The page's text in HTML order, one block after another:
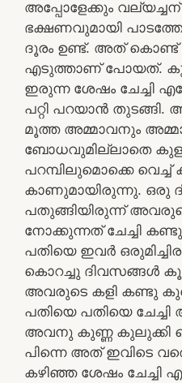
അപ്പോളേക്കും വല്യച്ചന്
ഭക്ഷണവുമായി
ദൂരം ഉണ്ട്. അത്
എടുത്താണ് പോയത്.
ഇരുന്ന ശേഷം ചേച്ചി
പറ്റി പറയാൻ തുടങ്ങി.
മൂത്ത അമ്മാവനും
ബോധവുമില്ലാതെ
പറമ്പിലുമൊക്കെ വെച്ച്
കാണുമായിരുന്നു. ഒരു
പതുങ്ങിയിരുന്ന്
നോക്കുന്നത് ചേച്ചി
പതിയെ ഇവർ
കൊറച്ചു ദിവസങ്ങൾ
അവരുടെ കളി കണ്ടു
പതിയെ പതിയെ
അവനു കുണ്ണ കുലുക്കി
പിന്നെ അത് ഇവിടെ
കഴിഞ്ഞ ശേഷം